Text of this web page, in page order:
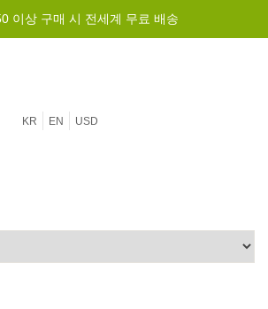
보장 -가장 저렴하게 드리겠습니다!
이상 구매 시 전세계 무료 배송
KR EN USD